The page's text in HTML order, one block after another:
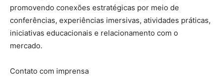
promovendo conexões estratégicas por meio de
conferências, experiências imersivas, atividades práticas,
iniciativas educacionais e relacionamento com o
mercado.
Contato com imprensa